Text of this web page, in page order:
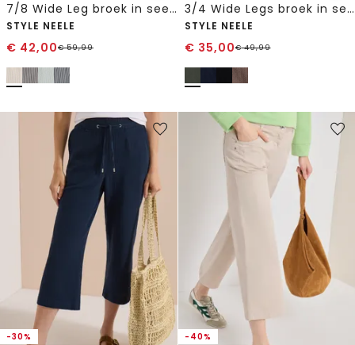
7/8 Wide Leg broek in seersucker stof
STYLE NEELE
€ 42,00€59,99
3/4 Wide Legs broek in seersucker kwaliteit
STYLE NEELE
€ 35,00€49,99
-30%
-40%